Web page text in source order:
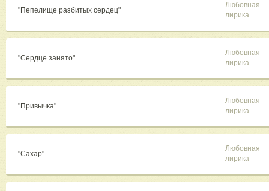
"Пепелище разбитых сердец"
Любовная
лирика
"Сердце занято"
Любовная
лирика
"Привычка"
Любовная
лирика
"Сахар"
Любовная
лирика